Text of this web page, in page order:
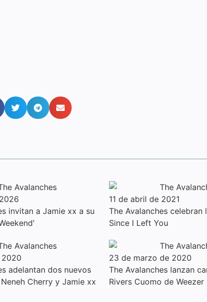
invitan a Jamie xx a su
11 de abril de 2021
The Avalanches celebran
Since I Left You
adelantan dos nuevos
Cherry y Jamie xx
23 de marzo de 2020
The Avalanches lanzan
Rivers Cuomo de Weezer